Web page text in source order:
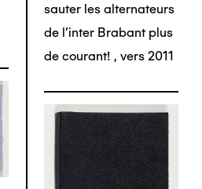
sauter les alternateurs
de l'inter Brabant plus
de courant! , vers 2011